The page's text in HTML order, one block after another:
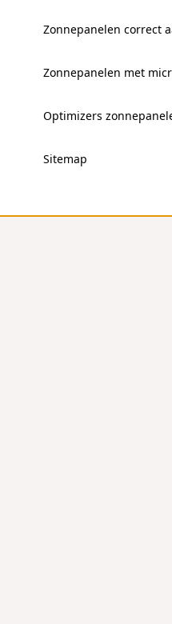
Zonnepanelen correct
Zonnepanelen met
Optimizers
Sitemap